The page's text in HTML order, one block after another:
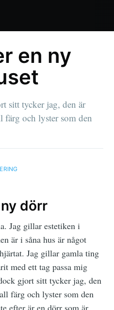
en ny
sitt tycker jag, den är
färg och lyster som den
dörr
Jag gillar estetiken i
är i såna hus är något
Jag gillar gamla ting
med ett tag passa mig
gjort sitt tycker jag, den
färg och lyster som den
efter är en dörr som är